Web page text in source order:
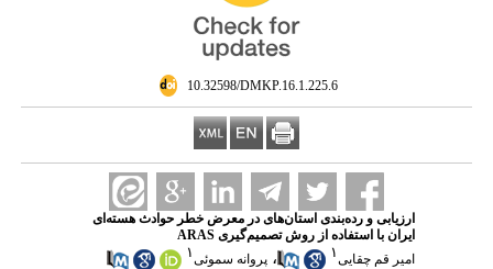
‎ 10.32598/DMKP.16.1.225.6
ارزیابی و رده‌بندی استان‌های در معرض خطر حوادث هسته‌ای
ایران با استفاده از روش تصمیم‌گیری ARAS
امیر قم چقایی۱ ، پروانه سموئی۱